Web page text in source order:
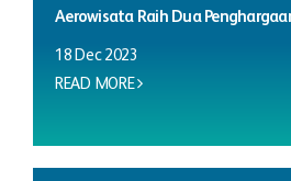
Aerowisata Raih Dua
18 Dec 2023
READ MORE